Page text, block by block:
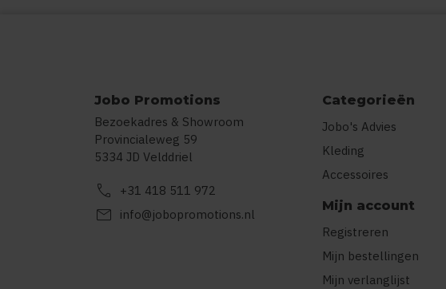
Jobo Promotions
Bezoekadres & Showroom
Provincialeweg 59
5334 JD Velddriel
call +31 418 511 972
mail info@jobopromotions.nl
Categorieën
Jobo's Advies
Kleding
Accessoires
Mijn account
Registreren
Mijn bestellingen
Mijn verlanglijst